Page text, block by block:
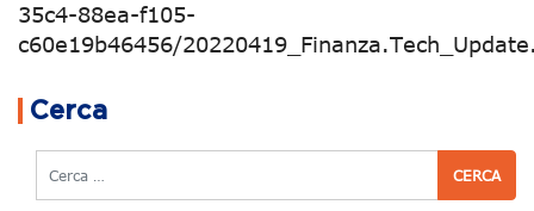
35c4-88ea-f105-
c60e19b46456/
Cerca
Cerca